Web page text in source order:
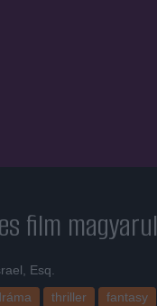
film magyarul
Esq.
thriller
fantasy